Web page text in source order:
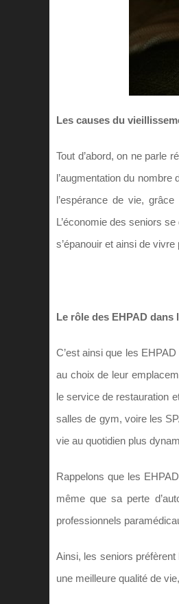
Les causes du
Tout d’abord, on ne parle
l’augmentation du
l’espérance de vie,
L’économie des seniors
s’épanouir et ainsi de
Le rôle des EHPAD
C’est ainsi que les
au choix de leur
le service de restauration
salles de gym, voire les
vie au quotidien plus
Rappelons que les
même que sa perte
professionnels
Ainsi, les seniors
une meilleure qualité de